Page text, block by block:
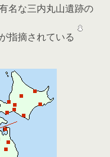
名な三内丸山遺跡の
指摘されている